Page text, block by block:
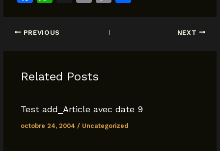
c
o
k
at
p
PREVIOUS NEXT
Related Posts
Test add_Article avec date 9
octobre 24, 2004 / Uncategorized